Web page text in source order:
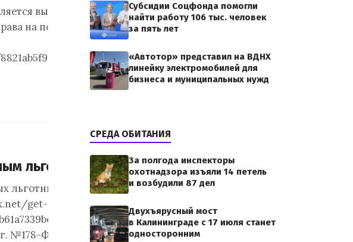
выдача справок
на получение
льготникам
льготников получают набор
get-
scale_1200В
№178-ФЗ «О государственной
Субсидии Соцфонда помогли
найти работу 106 тыс. человек
за пять лет
«Автотор» представил на ВДНХ
линейку электромобилей для
бизнеса и муниципальных нужд
СРЕДА ОБИТАНИЯ
За полгода инспекторы
охотнадзора изъяли 14 петель
и возбудили 87 дел
Двухъярусный мост
в Калининграде с 17 июля станет
односторонним